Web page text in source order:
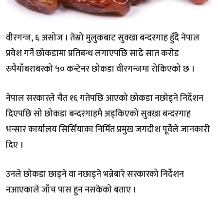
वीरगन्ज, ६ असोज । तेस्रो मुलुकबाट सुक्खा बन्दरगाह हुँदै नेपाल
प्रवेश गर्ने छोकडामा प्रतिबन्ध लगाएपछि साढे सात करोड
रुपैयाँबराबरको ५० कन्टेनर छोकडा वीरगन्‍जमा रोकिएको छ ।
नेपाल सरकारले चैत १६ गतेपछि आएको छोकडा नछोड्ने निर्देशन
दिएपछि सो छोकडा बन्दरगाहमै अड्किएको सुक्खा बन्दरगाह
भन्सार कार्यालय सिर्सियाका निर्मित प्रमुख जगदीश पूर्वेले जानकारी
दिए ।
उनले छोकडा छाड्ने वा नछाड्ने भन्नेबारे सरकारको निर्देशन
नआएकाले जाँच पास हुन नसकेको बताए ।